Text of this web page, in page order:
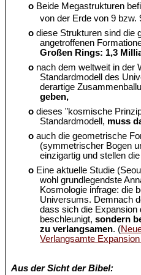
o Beide Megastrukturen
von der Erde von 9 bzw.
o diese Strukturen sind die
angetroffenen
Großen Rings: 1,3
o nach dem weltweit in der
Standardmodell des
derartige
geben,
o dieses "kosmische
Standardmodell, muss
o auch die geometrische
(symmetrischer Bogen
einzigartig und stellen
o Eine aktuelle Studie
wohl grundlegendste
Kosmologie infrage: die
Universums. Demnach
dass sich die Expansion
beschleunigt,sondern
zu verlangsamen. (
Verlangsamte
Aus der Sicht der Bibel: